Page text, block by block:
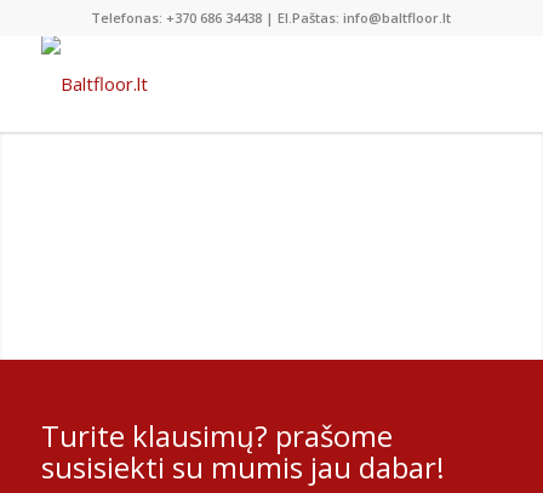
Telefonas: +370 686 34438 | El.Paštas: info@baltfloor.lt
intensyvaus pramoninio naudojimo, taip pat išošiniam
Turite klausimų? prašome
susisiekti su mumis jau dabar!